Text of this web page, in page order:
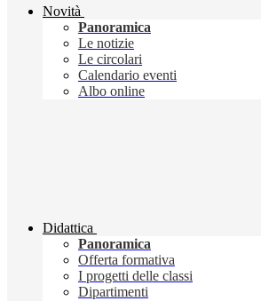
Novità
Panoramica
Le notizie
Le circolari
Calendario eventi
Albo online
Didattica
Panoramica
Offerta formativa
I progetti delle classi
Dipartimenti